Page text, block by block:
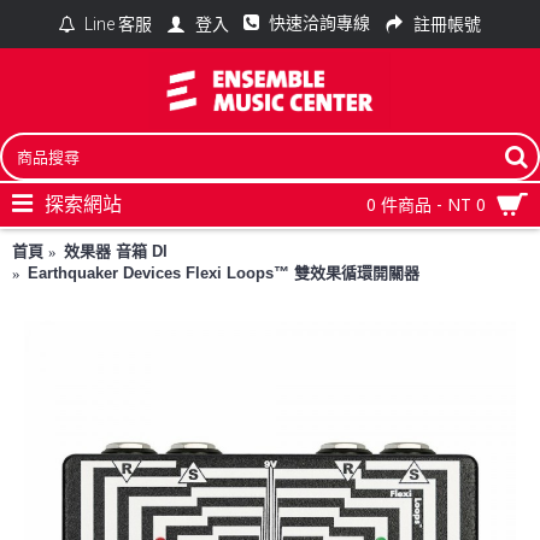
Line 客服 登入 快速洽詢專線 註冊帳號
0 件商品 - NT 0
探索網站
首頁
效果器 音箱 DI
Earthquaker Devices Flexi Loops™ 雙效果循環開關器